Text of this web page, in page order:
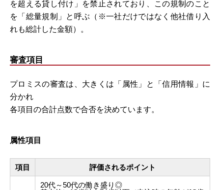
を超える貸し付け」を禁止されており、この規制のこと
を「総量規制」と呼ぶ（※一社だけではなく他社借り入
れも総計した金額）。
審査項目
プロミスの審査は、大きくは「属性」と「信用情報」に
分かれ
各項目の合計点数で合否を決めています。
属性項目
項目 評価されるポイント
20代～50代の働き盛り◎